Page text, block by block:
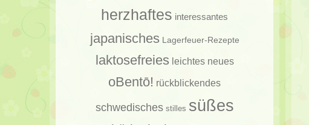
herzhaftes interessantes
japanisches Lagerfeuer-Rezepte
laktosefreies leichtes neues
oBentō! rückblickendes
schwedisches stilles süßes